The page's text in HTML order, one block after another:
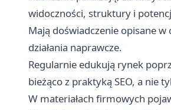
widoczności, struktury i
Mają doświadczenie opisane
działania naprawcze.
Regularnie edukują rynek
bieżąco z praktyką SEO, a nie
W materiałach firmowych